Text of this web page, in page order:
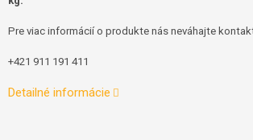
Pre viac informácií o produkte nás neváhajte
+421 911 191 411
Detailné informácie